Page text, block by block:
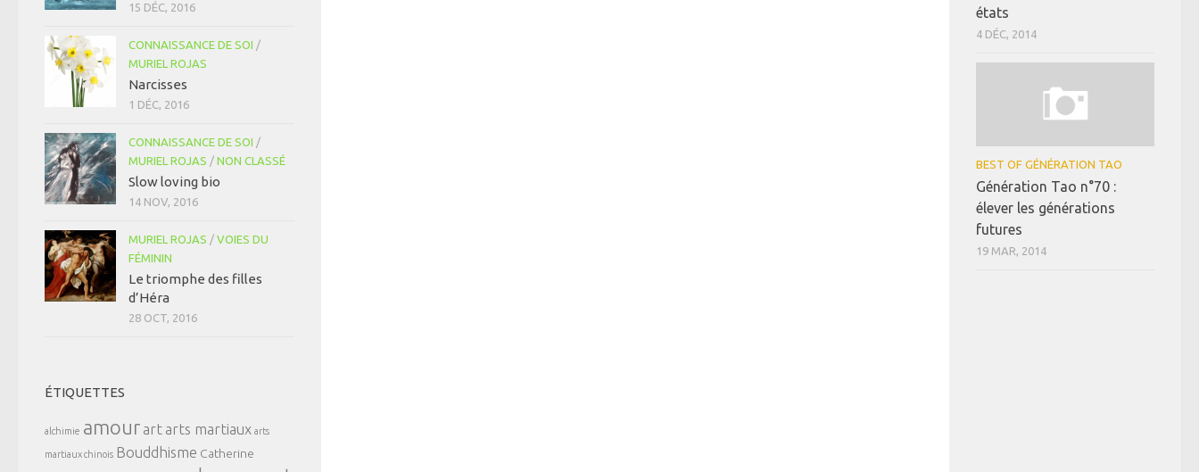
15 DÉC, 2016
CONNAISSANCE DE SOI /
MURIEL ROJAS
Narcisses
1 DÉC, 2016
CONNAISSANCE DE SOI /
MURIEL ROJAS / NON CLASSÉ
Slow loving bio
14 NOV, 2016
MURIEL ROJAS / VOIES DU
FÉMININ
Le triomphe des filles
d’Héra
28 OCT, 2016
ÉTIQUETTES
alchimie amour art arts martiaux arts
martiaux chinois Bouddhisme Catherine
états
4 DÉC, 2014
BEST OF GÉNÉRATION TAO
Génération Tao n°70 :
élever les générations
futures
19 MAR, 2014